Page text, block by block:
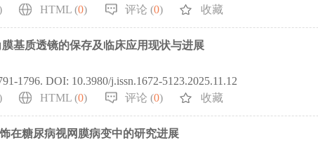
HTML (0) 评论 (0) 收藏
基质透镜的保存及临床应用现状与进展
1796. DOI: 10.3980/j.issn.1672-5123.2025.11.12
HTML (0) 评论 (0) 收藏
在糖尿病视网膜病变中的研究进展